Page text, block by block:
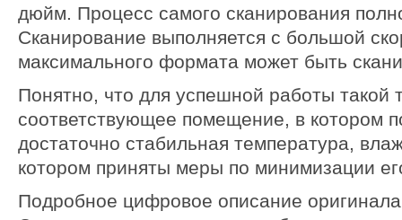
дюйм. Процесс самого сканирования
Сканирование выполняется с большой
максимального формата может быть
Понятно, что для успешной работы такой
соответствующее помещение, в котором
достаточно стабильная температура,
котором приняты меры по минимизации
Подробное цифровое описание